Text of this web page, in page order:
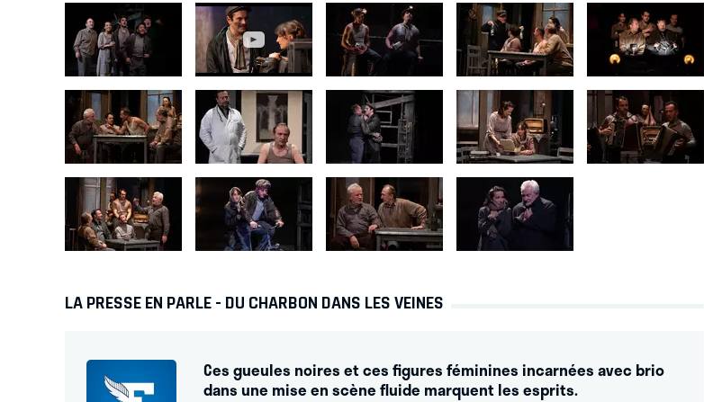
LA PRESSE EN PARLE - DU CHARBON DANS LES VEINES
Ces gueules noires et ces figures féminines incarnées avec brio
dans une mise en scène fluide marquent les esprits.